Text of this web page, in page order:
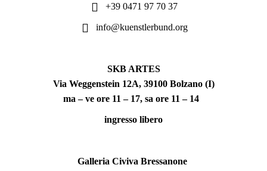
+39 0471 97 70 37
info@kuenstlerbund.org
SKB ARTES
Via Weggenstein 12A, 39100 Bolzano (I)
ma – ve ore 11 – 17, sa ore 11 – 14
ingresso libero
Galleria Civiva Bressanone